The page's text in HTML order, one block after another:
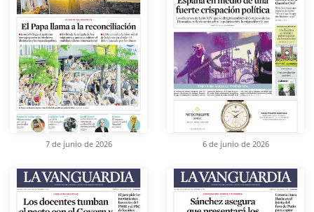
7 de junio de 2026 6 de junio de 2026